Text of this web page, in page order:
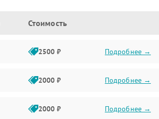
Стоимость
2500 ₽ Подробнее →
2000 ₽ Подробнее →
2000 ₽ Подробнее →